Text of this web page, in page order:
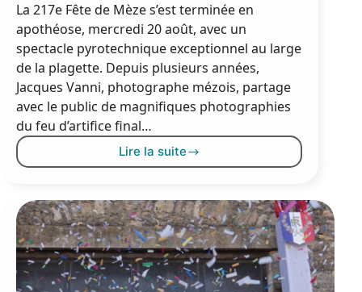
La 217e Fête de Mèze s’est terminée en
apothéose, mercredi 20 août, avec un
spectacle pyrotechnique exceptionnel au large
de la plagette. Depuis plusieurs années,
Jacques Vanni, photographe mézois, partage
avec le public de magnifiques photographies
du feu d’artifice final…
Lire la suite
Le
sous
une
explosion
de
couleurs